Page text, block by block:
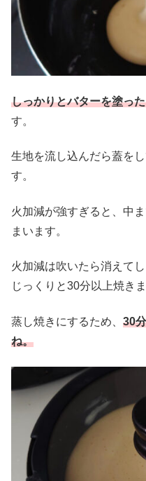
しっかりとバターを塗っ
す。
生地を流し込んだら蓋を
す。
火加減が強すぎると、中
まいます。
火加減は吹いたら消えて
じっくりと30分以上焼きま
蒸し焼きにするため、 30
ね。